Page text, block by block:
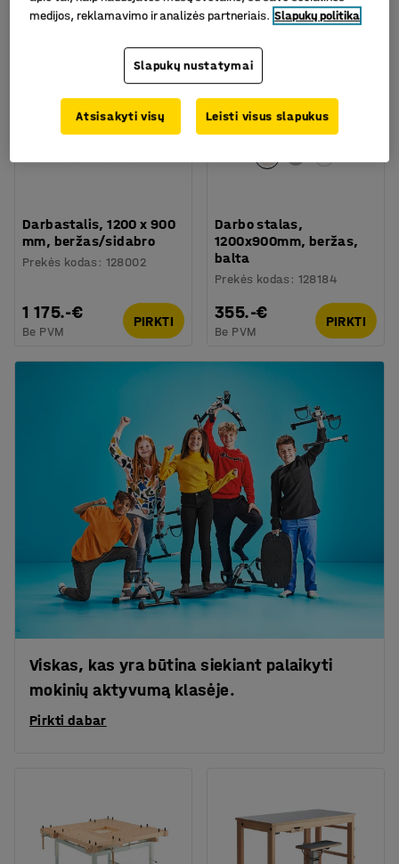
Darbastalis, 1200 x 900
mm, beržas/sidabro
Prekės kodas : 128002
1 175.-€
Be PVM
PIRKTI
Darbo stalas,
1200x900mm, beržas,
balta
Prekės kodas : 128184
355.-€
Be PVM
PIRKTI
Viskas, kas yra būtina siekiant palaikyti
mokinių aktyvumą klasėje.
Pirkti dabar
medijos, reklamavimo ir analizės partneriais. Slapukų politika
Slapukų nustatymai
Atsisakyti visų Leisti visus slapukus